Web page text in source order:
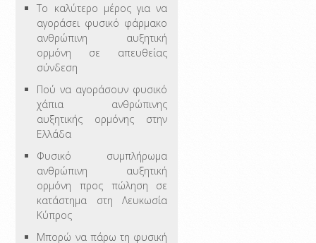
Το καλύτερο μέρος για να
αγοράσει φυσικό φάρμακο
ανθρώπινη αυξητική
ορμόνη σε απευθείας
σύνδεση
Πού να αγοράσουν φυσικό
χάπια ανθρώπινης
αυξητικής ορμόνης στην
Ελλάδα
Φυσικό συμπλήρωμα
ανθρώπινη αυξητική
ορμόνη προς πώληση σε
κατάστημα στη Λευκωσία
Κύπρος
Μπορώ να πάρω τη φυσική